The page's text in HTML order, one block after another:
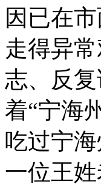
因已在
走得异
志、反
着“宁海
吃过宁
一位王